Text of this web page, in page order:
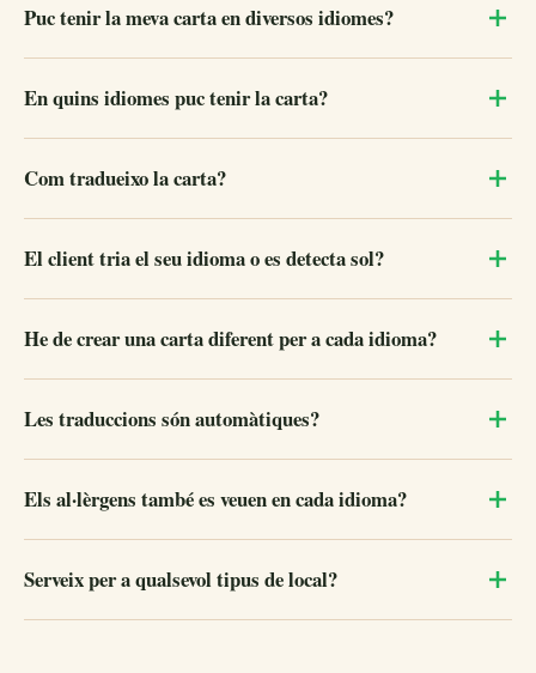
Puc tenir la meva carta en diversos idiomes?
En quins idiomes puc tenir la carta?
Com tradueixo la carta?
El client tria el seu idioma o es detecta sol?
He de crear una carta diferent per a cada idioma?
Les traduccions són automàtiques?
Els al·lèrgens també es veuen en cada idioma?
Serveix per a qualsevol tipus de local?